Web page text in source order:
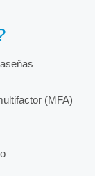
(MFA)